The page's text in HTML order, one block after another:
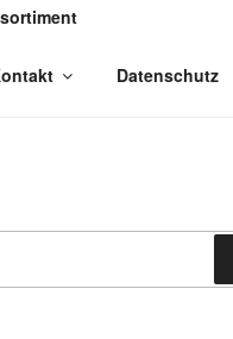
Datenschutz